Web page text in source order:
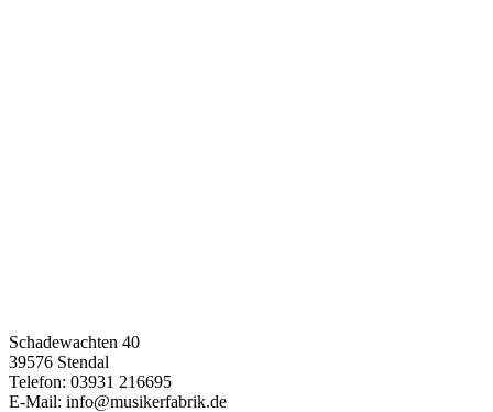
Schadewachten 40
39576 Stendal
Telefon: 03931 216695
E-Mail: info@musikerfabrik.de